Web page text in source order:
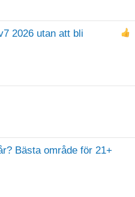
2026 utan att bli
Bästa område för 21+